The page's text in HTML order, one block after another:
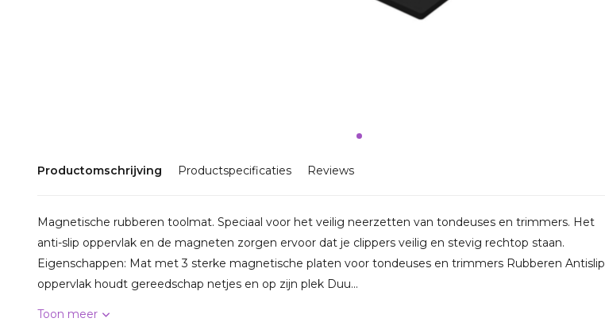
Productomschrijving Productspecificaties Reviews
Magnetische rubberen toolmat. Speciaal voor het veilig neerzetten van tondeuses en trimmers. Het
anti-slip oppervlak en de magneten zorgen ervoor dat je clippers veilig en stevig rechtop staan.
Eigenschappen: Mat met 3 sterke magnetische platen voor tondeuses en trimmers Rubberen Antislip
oppervlak houdt gereedschap netjes en op zijn plek Duu...
Toon meer